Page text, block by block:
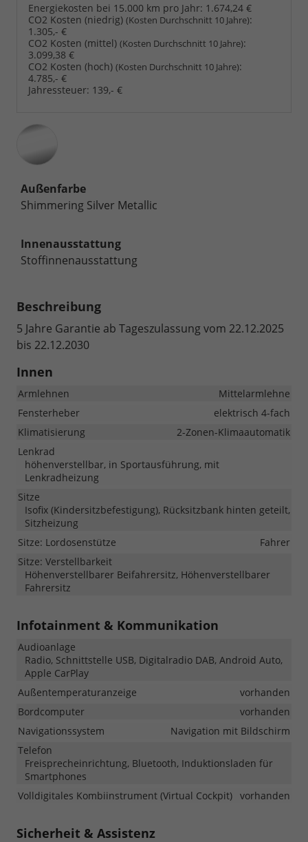
Energiekosten bei 15.000 km pro Jahr: 1.674,24 €
CO2 Kosten (niedrig) (Kosten Durchschnitt 10 Jahre):
1.305,- €
CO2 Kosten (mittel) (Kosten Durchschnitt 10 Jahre):
3.099,38 €
CO2 Kosten (hoch) (Kosten Durchschnitt 10 Jahre):
4.785,- €
Jahressteuer: 139,- €
Außenfarbe
Shimmering Silver Metallic
Innenausstattung
Stoffinnenausstattung
Beschreibung
5 Jahre Garantie ab Tageszulassung vom 22.12.2025
bis 22.12.2030
Innen
Armlehnen
Mittelarmlehne
Fensterheber
elektrisch 4-fach
Klimatisierung
2-Zonen-Klimaautomatik
Lenkrad
höhenverstellbar, in Sportausführung, mit
Lenkradheizung
Sitze
Isofix (Kindersitzbefestigung), Rücksitzbank hinten geteilt,
Sitzheizung
Sitze: Lordosenstütze
Fahrer
Sitze: Verstellbarkeit
Höhenverstellbarer Beifahrersitz, Höhenverstellbarer
Fahrersitz
Infotainment & Kommunikation
Audioanlage
Radio, Schnittstelle USB, Digitalradio DAB, Android Auto,
Apple CarPlay
Außentemperaturanzeige
vorhanden
Bordcomputer
vorhanden
Navigationssystem
Navigation mit Bildschirm
Telefon
Freisprecheinrichtung, Bluetooth, Induktionsladen für
Smartphones
Volldigitales Kombiinstrument (Virtual Cockpit) vorhanden
Sicherheit & Assistenz